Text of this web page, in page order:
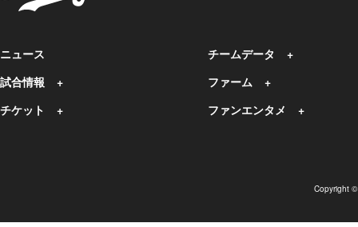
ニュース
試合情報
チケット
チームデータ
ファーム
ファンエンタメ
Copyright